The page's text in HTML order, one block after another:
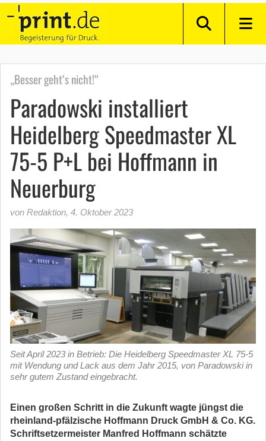
„Besser geht‘s nicht!“
Paradowski installiert
Heidelberg Speedmaster XL
75-5 P+L bei Hoffmann in
Neuerburg
von Redaktion, 4. Oktober 2023
Seit April 2023 in Betrieb: Die Heidelberg Speedmaster XL 75-5
mit Wendung und Lack aus dem Jahr 2015, von Paradowski in
sehr gutem Zustand eingebracht.
Einen großen Schritt in die Zukunft wagte jüngst die
rheinland-pfälzische Hoffmann Druck GmbH & Co. KG.
Schriftsetzermeister Manfred Hoffmann schätzte